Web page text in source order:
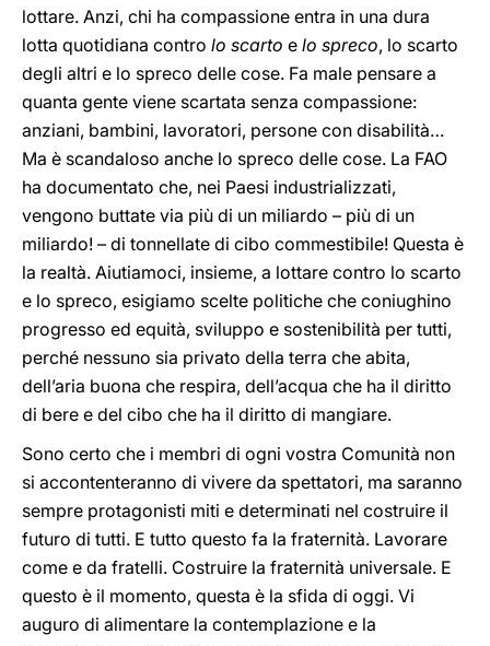
lottare. Anzi, chi ha compassione entra in una dura
lotta quotidiana contro lo scarto e lo spreco, lo scarto
degli altri e lo spreco delle cose. Fa male pensare a
quanta gente viene scartata senza compassione:
anziani, bambini, lavoratori, persone con disabilità…
Ma è scandaloso anche lo spreco delle cose. La FAO
ha documentato che, nei Paesi industrializzati,
vengono buttate via più di un miliardo – più di un
miliardo! – di tonnellate di cibo commestibile! Questa è
la realtà. Aiutiamoci, insieme, a lottare contro lo scarto
e lo spreco, esigiamo scelte politiche che coniughino
progresso ed equità, sviluppo e sostenibilità per tutti,
perché nessuno sia privato della terra che abita,
dell’aria buona che respira, dell’acqua che ha il diritto
di bere e del cibo che ha il diritto di mangiare.
Sono certo che i membri di ogni vostra Comunità non
si accontenteranno di vivere da spettatori, ma saranno
sempre protagonisti miti e determinati nel costruire il
futuro di tutti. E tutto questo fa la fraternità. Lavorare
come e da fratelli. Costruire la fraternità universale. E
questo è il momento, questa è la sfida di oggi. Vi
auguro di alimentare la contemplazione e la